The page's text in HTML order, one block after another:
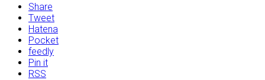
Share
Tweet
Hatena
Pocket
feedly
Pin it
RSS